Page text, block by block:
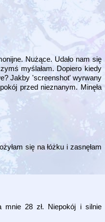
Nużące. Udało nam się
myślałam. Dopiero kiedy
Jakby 'screenshot' wyrwany
przed nieznanym. Minęła
się na łóżku i zasnęłam
mnie 28 zł. Niepokój i silnie